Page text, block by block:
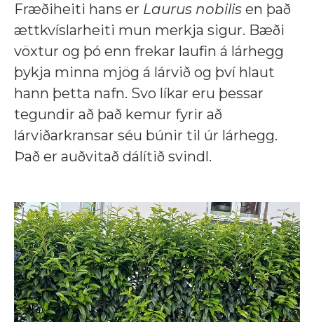
Fræðiheiti hans er Laurus nobilis en það
ættkvíslarheiti mun merkja sigur. Bæði
vöxtur og þó enn frekar laufin á lárhegg
þykja minna mjög á lárvið og því hlaut
hann þetta nafn. Svo líkar eru þessar
tegundir að það kemur fyrir að
lárviðarkransar séu búnir til úr lárhegg.
Það er auðvitað dálítið svindl.